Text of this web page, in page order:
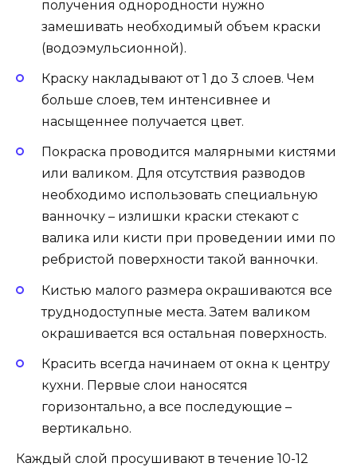
получения однородности нужно
замешивать необходимый объем краски
(водоэмульсионной).
Краску накладывают от 1 до 3 слоев. Чем
больше слоев, тем интенсивнее и
насыщеннее получается цвет.
Покраска проводится малярными кистями
или валиком. Для отсутствия разводов
необходимо использовать специальную
ванночку – излишки краски стекают с
валика или кисти при проведении ими по
ребристой поверхности такой ванночки.
Кистью малого размера окрашиваются все
труднодоступные места. Затем валиком
окрашивается вся остальная поверхность.
Красить всегда начинаем от окна к центру
кухни. Первые слои наносятся
горизонтально, а все последующие –
вертикально.
Каждый слой просушивают в течение 10-12